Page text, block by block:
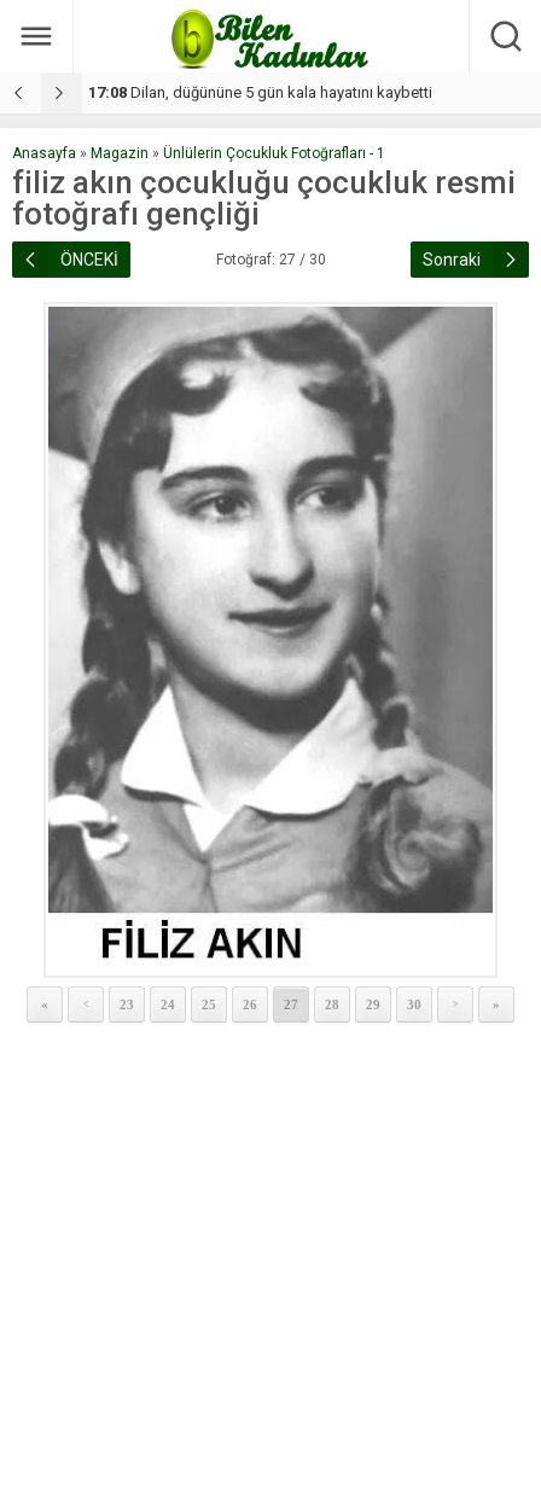
17:08 Dilan, düğününe 5 gün kala hayatını kaybetti
Anasayfa » Magazin » Ünlülerin Çocukluk Fotoğrafları - 1
filiz akın çocukluğu çocukluk resmi
fotoğrafı gençliği
ÖNCEKİ Fotoğraf: 27 / 30 Sonraki
« < 23 24 25 26 27 28 29 30 > »